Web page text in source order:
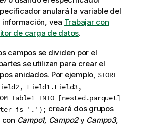
anulará la variable del
información, vea Trabajar con
de carga de datos.
campos se dividen por el
se utilizan para crear el
anidados. Por ejemplo, STORE
Field1.Field3,
Table1 INTO [nested.parquet]
is '.'); creará dos grupos
con Campo1, Campo2y Campo3,